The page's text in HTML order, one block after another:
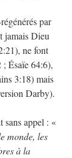
par
jamais Dieu
ne font
; Ésaïe 64:6),
3:18) mais
Darby).
sans appel : «
monde, les
à la